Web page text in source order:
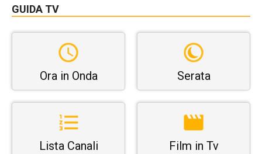
GUIDA TV
Ora in Onda Serata
Lista Canali Film in Tv